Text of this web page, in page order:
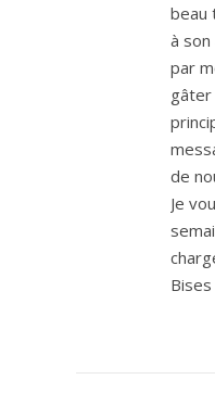
beau
à
par
gâter
de
Je
Bises